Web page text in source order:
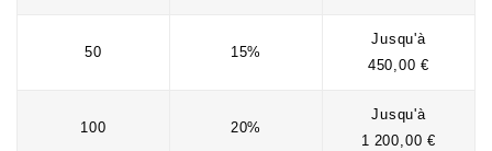
50 15%
Jusqu'à
450,00 €
100 20%
Jusqu'à
1 200,00 €